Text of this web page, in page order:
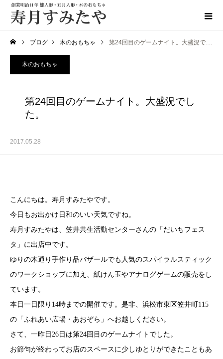
ブログ 木のおもちゃ 第24回目のゲームナイト。大盛況でした。
木のおもちゃ
第24回目のゲームナイト。大盛況でし
た。
2017.05.28
こんにちは。寿月すみたやです。
今日もお出かけ日和のいい天気ですね。
寿月すみたやは、笠井共生活動センターさんの「だいちフェス
タ」に出店中です。
ゆりの木通り手作り品バザールでも人気のスパイラルスティック
のワークショップに加え、紙けん玉やアナログゲームの販売をし
ています。
本日一日限り14時までの開催です。是非、浜松市東区笠井町115
の「ふれあい広場・あおぞら」へお越しください。
さて、一昨日26日は第24回目のゲームナイトでした。
お節句が終わってお店のスペースに少しゆとりができたこともあ